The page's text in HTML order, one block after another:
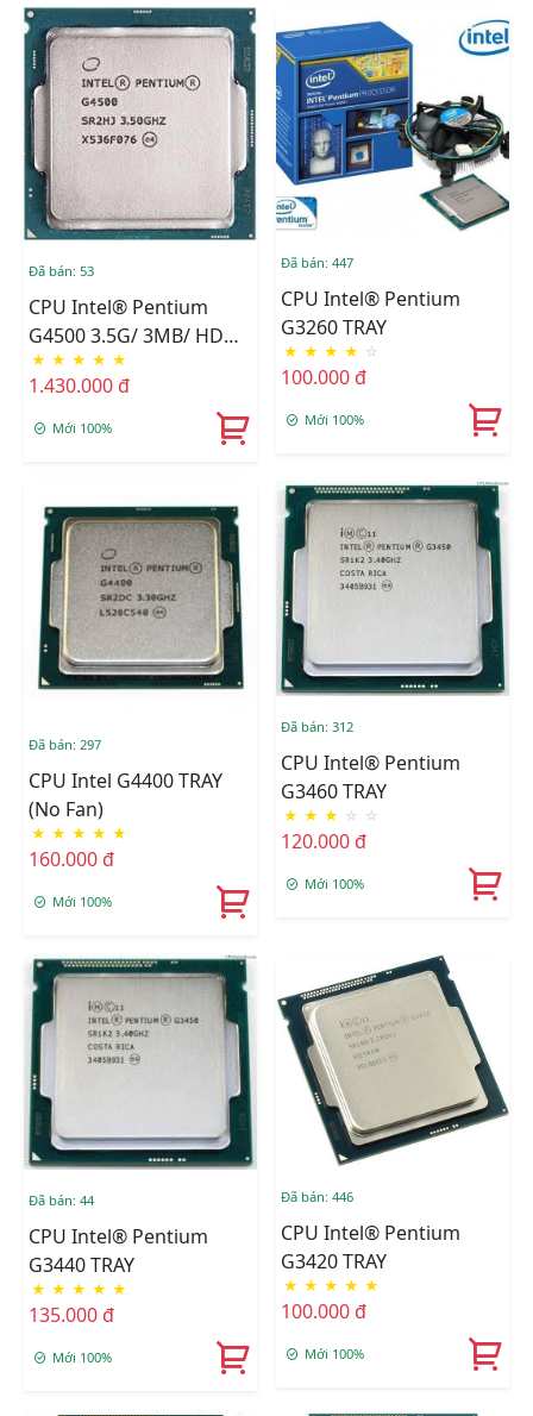
Đã bán: 53
CPU Intel® Pentium
G4500 3.5G/ 3MB/ HD
Graphics 530/ Socket
1151 (Skylake) TRAY
★ ★ ★ ★ ★
1.430.000 đ
Mới 100%
Đã bán: 447
CPU Intel® Pentium
G3260 TRAY
★ ★ ★ ★ ☆
100.000 đ
Mới 100%
Đã bán: 297
CPU Intel G4400 TRAY
(No Fan)
★ ★ ★ ★ ★
160.000 đ
Mới 100%
Đã bán: 312
CPU Intel® Pentium
G3460 TRAY
★ ★ ★ ☆ ☆
120.000 đ
Mới 100%
Đã bán: 44
CPU Intel® Pentium
G3440 TRAY
★ ★ ★ ★ ★
135.000 đ
Mới 100%
Đã bán: 446
CPU Intel® Pentium
G3420 TRAY
★ ★ ★ ★ ★
100.000 đ
Mới 100%